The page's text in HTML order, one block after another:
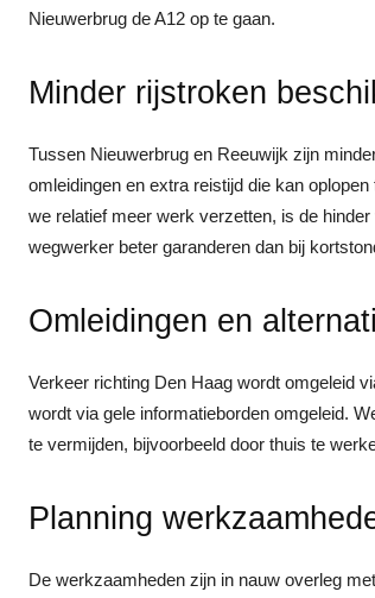
Nieuwerbrug de A12 op te gaan.
Minder rijstroken
Tussen Nieuwerbrug en Reeuwijk zijn
omleidingen en extra reistijd die kan
we relatief meer werk verzetten, is de
wegwerker beter garanderen dan bij
Omleidingen en
Verkeer richting Den Haag wordt omgeleid
wordt via gele informatieborden omgeleid.
te vermijden, bijvoorbeeld door thuis te
Planning
De werkzaamheden zijn in nauw overleg